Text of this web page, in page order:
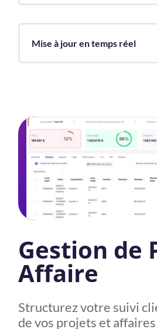
Mise à jour en temps réel
Gestion de
Affaire
Structurez votre suivi
de vos projets et